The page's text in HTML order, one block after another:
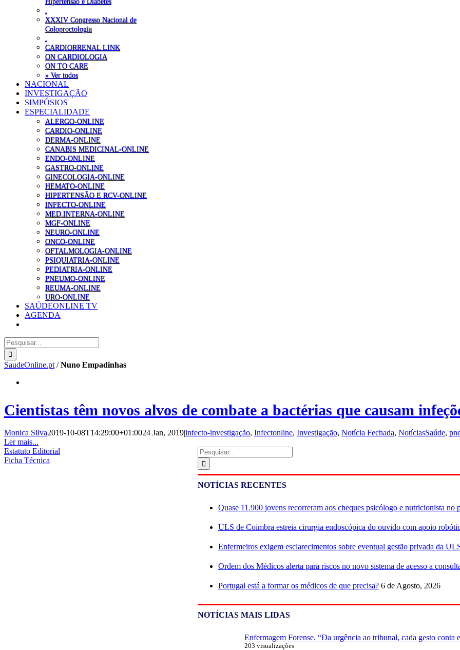
XXXIV Congresso Nacional de
Coloproctologia
CARDIORRENAL LINK
ON CARDIOLOGIA
ON TO CARE
» Ver todos
NACIONAL
INVESTIGAÇÃO
SIMPÓSIOS
ESPECIALIDADE
ALERGO-ONLINE
CARDIO-ONLINE
DERMA-ONLINE
CANABIS MEDICINAL-ONLINE
ENDO-ONLINE
GASTRO-ONLINE
GINECOLOGIA-ONLINE
HEMATO-ONLINE
HIPERTENSÃO E RCV-ONLINE
INFECTO-ONLINE
MED.INTERNA-ONLINE
MGF-ONLINE
NEURO-ONLINE
ONCO-ONLINE
OFTALMOLOGIA-ONLINE
PSIQUIATRIA-ONLINE
PEDIATRIA-ONLINE
PNEUMO-ONLINE
REUMA-ONLINE
URO-ONLINE
SAÚDEONLINE TV
AGENDA
Pesquisar
SaudeOnline.pt /Nuno Empadinhas
Cientistas têm novos alvos de combate a bactérias que causam
Monica Silva2019-10-08T14:29:00+01:0024 Jan, 2019|infecto-investigação, Infectonline, Investigação, Notícia Fechada, NotíciasSaúde,
Ler mais...
Pesquisar
NOTÍCIAS RECENTES
Quase 11.900 jovens recorreram aos cheques psicólogo e nutricionista no
ULS de Coimbra estreia cirurgia endoscópica do ouvido com apoio
Enfermeiros exigem esclarecimentos sobre eventual gestão privada da
Ordem dos Médicos alerta para riscos no novo sistema de acesso a
Portugal está a formar os médicos de que precisa? 6 de Agosto, 2026
NOTÍCIAS MAIS LIDAS
Enfermagem Forense. “Da urgência ao tribunal, cada gesto conta
203 visualizações
Estatuto Editorial
Ficha Técnica